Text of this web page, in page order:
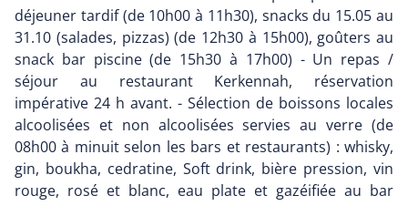
déjeuner tardif (de 10h00 à 11h30), snacks du 15.05 au
31.10 (salades, pizzas) (de 12h30 à 15h00), goûters au
snack bar piscine (de 15h30 à 17h00) - Un repas /
séjour au restaurant Kerkennah, réservation
impérative 24 h avant. - Sélection de boissons locales
alcoolisées et non alcoolisées servies au verre (de
08h00 à minuit selon les bars et restaurants) : whisky,
gin, boukha, cedratine, Soft drink, bière pression, vin
rouge, rosé et blanc, eau plate et gazéifiée au bar